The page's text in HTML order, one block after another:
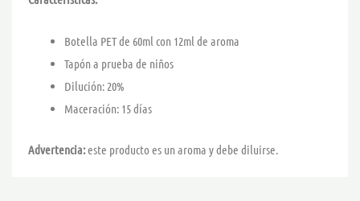
Botella PET de 60ml con 12ml de aroma
Tapón a prueba de niños
Dilución: 20%
Maceración: 15 días
Advertencia:este producto es un aroma y debe diluirse.